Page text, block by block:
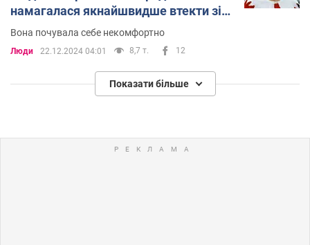
намагалася якнайшвидше втекти зі
свята
Вона почувала себе некомфортно
Люди 22.12.2024 04:01 8,7 т. 12
Показати більше